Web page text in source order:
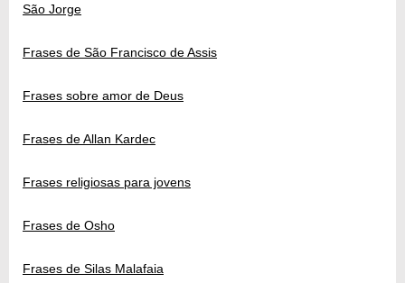
São Jorge
Frases de São Francisco de Assis
Frases sobre amor de Deus
Frases de Allan Kardec
Frases religiosas para jovens
Frases de Osho
Frases de Silas Malafaia